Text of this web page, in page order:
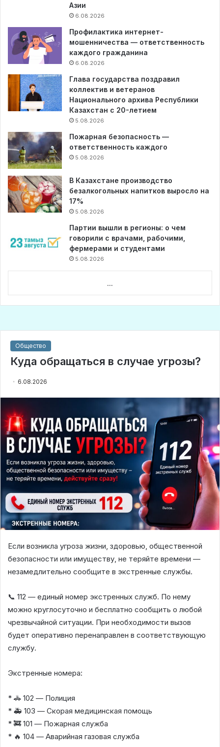
Азии
6.08.2026
Профилактика интернет-
мошенничества — ответственность
каждого гражданина
6.08.2026
Глава государства поздравил
коллектив и ветеранов
Национального архива Республики
Казахстан с 20-летием
5.08.2026
Пожарная безопасность —
ответственность каждого
5.08.2026
В Казахстане производство
безалкогольных напитков выросло на
17%
5.08.2026
Партии вышли в регионы: о чем
говорили с врачами, рабочими,
фермерами и студентами
5.08.2026
...